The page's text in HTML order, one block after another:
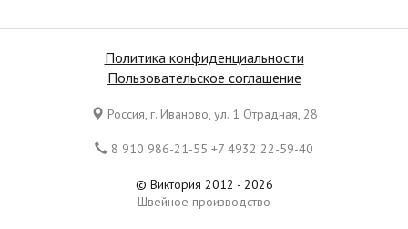
Политика конфиденциальности
Пользовательское соглашение
Россия, г. Иваново, ул. 1 Отрадная, 28
8 910 986-21-55 +7 4932 22-59-40
© Виктория 2012 - 2026
Швейное производство